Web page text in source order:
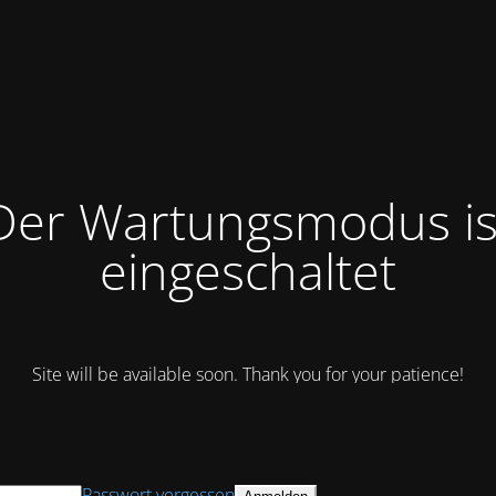
Wartungsmodus
eingeschaltet
Site will be available soon. Thank you for your patience!